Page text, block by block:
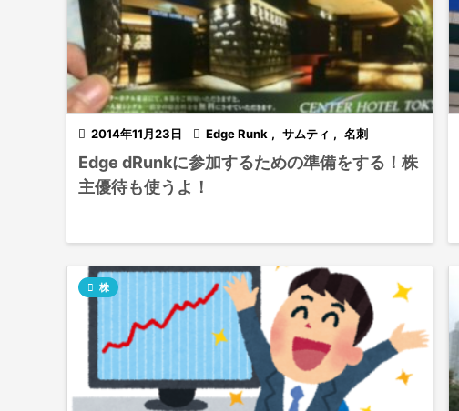
 2014年11月23日  Edge Runk , サムティ , 名刺
Edge dRunkに参加するための準備をする！株
主優待も使うよ！
 株